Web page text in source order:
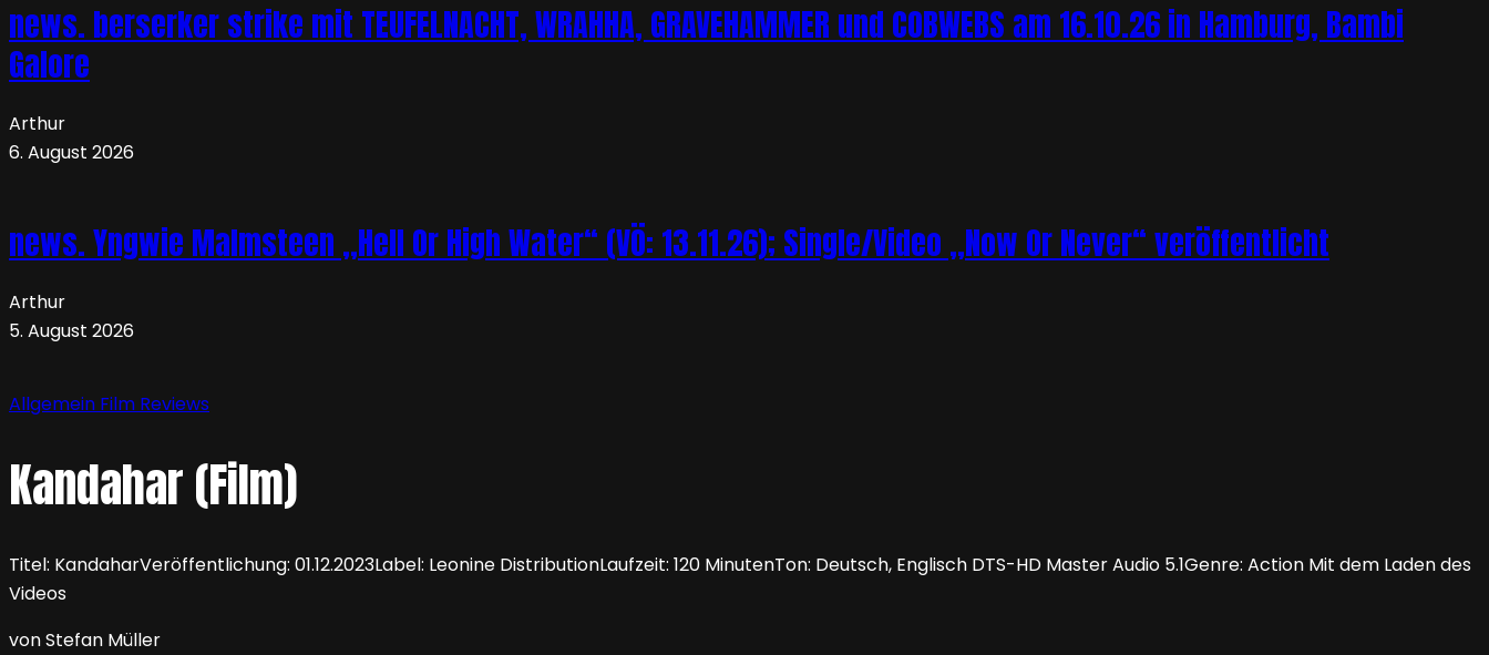
news. berserker strike mit TEUFELNACHT, WRAHHA, GRAVEHAMMER und COBWEBS am 16.10.26 in Hamburg, Bambi
Galore
Arthur
6. August 2026
news. Yngwie Malmsteen „Hell Or High Water“ (VÖ: 13.11.26); Single/Video „Now Or Never“ veröffentlicht
Arthur
5. August 2026
Allgemein Film Reviews
Kandahar (Film)
Titel: KandaharVeröffentlichung: 01.12.2023Label: Leonine DistributionLaufzeit: 120 MinutenTon: Deutsch, Englisch DTS-HD Master Audio 5.1Genre: Action Mit dem Laden des
Videos
von Stefan Müller